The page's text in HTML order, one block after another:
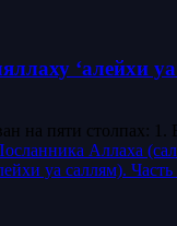
‘алейхи
на пяти столпах: 1.
Аллаха
уа саллям). Часть